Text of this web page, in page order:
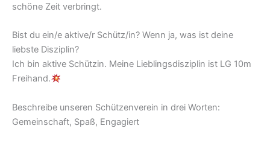
schöne Zeit verbringt.
Bist du ein/e aktive/r Schütz/in? Wenn ja, was ist deine
liebste Disziplin?
Ich bin aktive Schützin. Meine Lieblingsdisziplin ist LG 10m
Freihand.
Beschreibe unseren Schützenverein in drei Worten:
Gemeinschaft, Spaß, Engagiert